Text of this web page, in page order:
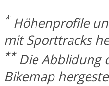
*Höhenprofile
mit Sporttracks
**Die Abblidung
Bikemap